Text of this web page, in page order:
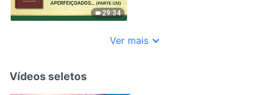
29:34
Ver mais
Vídeos seletos